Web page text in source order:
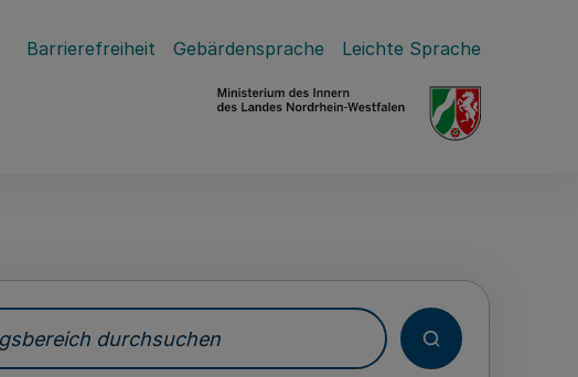
Barrierefreiheit Gebärdensprache Leichte Sprache
durchsuchen